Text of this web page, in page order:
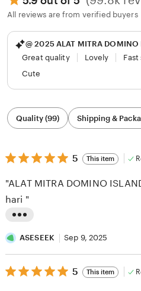
All reviews are from verified buyers
@ 2025 ALAT MITRA
Great quality
Lovely
Cute
Filter
by
category
Quality (99) Shipping &
5
out
5
stars
5 This item
i
s
t
"ALAT MITRA DOMINO
hari "
ASESEEK Sep 9, 2025
5
out
5 This item